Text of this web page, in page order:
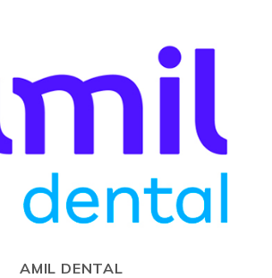
AMIL DENTAL